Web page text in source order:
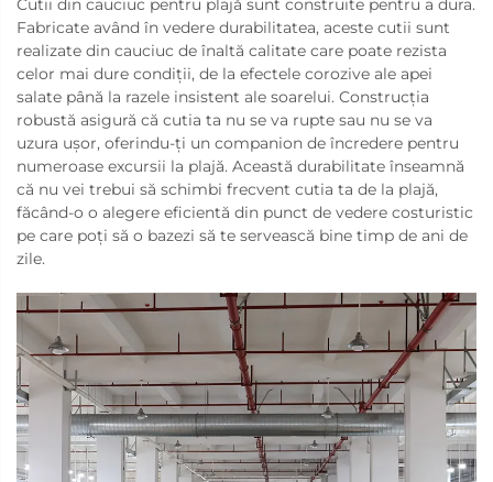
Cutii din cauciuc pentru plajă sunt construite pentru a dura.
Fabricate având în vedere durabilitatea, aceste cutii sunt
realizate din cauciuc de înaltă calitate care poate rezista
celor mai dure condiții, de la efectele corozive ale apei
salate până la razele insistent ale soarelui. Construcția
robustă asigură că cutia ta nu se va rupte sau nu se va
uzura ușor, oferindu-ți un companion de încredere pentru
numeroase excursii la plajă. Această durabilitate înseamnă
că nu vei trebui să schimbi frecvent cutia ta de la plajă,
făcând-o o alegere eficientă din punct de vedere costuristic
pe care poți să o bazezi să te servească bine timp de ani de
zile.